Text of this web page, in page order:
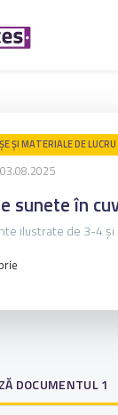
ŞI MATERIALE DE LUCRU
sunete în
ilustrate de 3-4 și
DOCUMENTUL 1